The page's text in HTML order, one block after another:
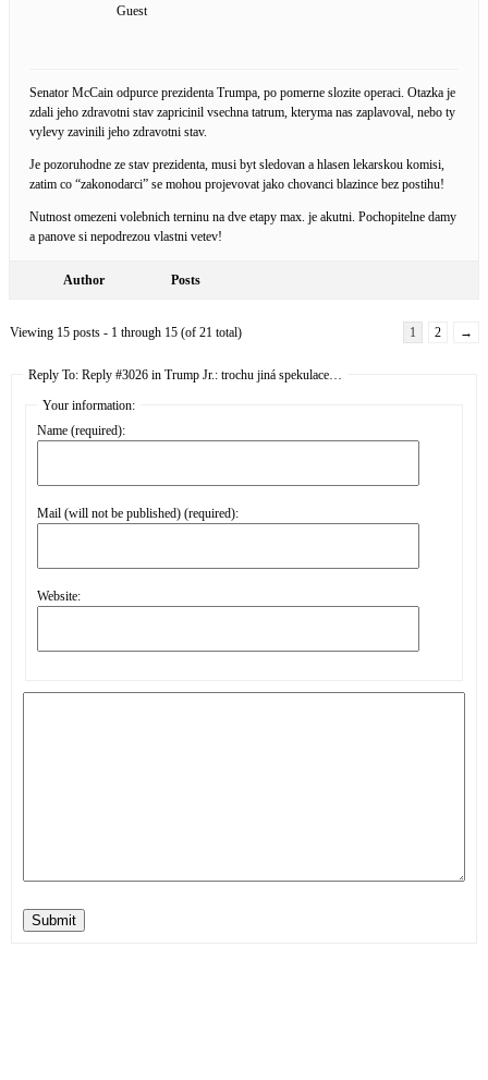
Guest
Senator McCain odpurce prezidenta Trumpa, po pomerne slozite operaci. Otazka je
zdali jeho zdravotni stav zapricinil vsechna tatrum, kteryma nas zaplavoval, nebo ty
vylevy zavinili jeho zdravotni stav.
Je pozoruhodne ze stav prezidenta, musi byt sledovan a hlasen lekarskou komisi,
zatim co “zakonodarci” se mohou projevovat jako chovanci blazince bez postihu!
Nutnost omezeni volebnich terninu na dve etapy max. je akutni. Pochopitelne damy
a panove si nepodrezou vlastni vetev!
Author Posts
Viewing 15 posts - 1 through 15 (of 21 total) 1 2 →
Reply To: Reply #3026 in Trump Jr.: trochu jiná spekulace…
Your information:
Name (required):
Mail (will not be published) (required):
Website:
Submit